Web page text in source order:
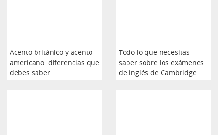
Acento británico y acento
americano: diferencias que
debes saber
Todo lo que necesitas
saber sobre los exámenes
de inglés de Cambridge